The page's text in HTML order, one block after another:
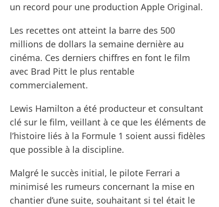
un record pour une production Apple Original.
Les recettes ont atteint la barre des 500
millions de dollars la semaine dernière au
cinéma. Ces derniers chiffres en font le film
avec Brad Pitt le plus rentable
commercialement.
Lewis Hamilton a été producteur et consultant
clé sur le film, veillant à ce que les éléments de
l’histoire liés à la Formule 1 soient aussi fidèles
que possible à la discipline.
Malgré le succès initial, le pilote Ferrari a
minimisé les rumeurs concernant la mise en
chantier d’une suite, souhaitant si tel était le